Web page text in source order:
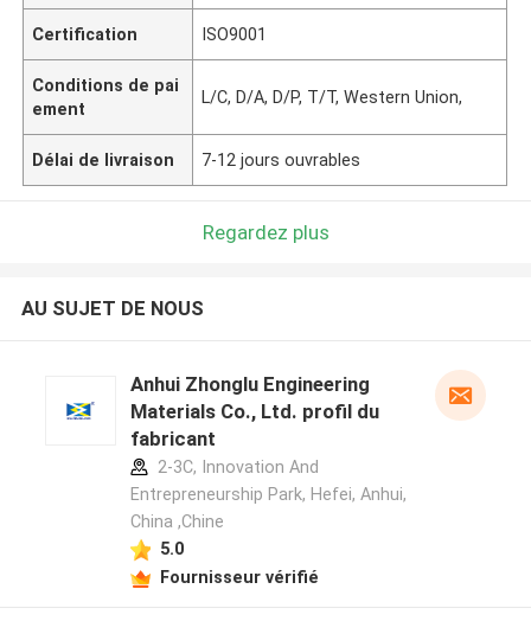
Certification ISO9001
Conditions de pai
ement
L/C, D/A, D/P, T/T, Western Union,
Délai de livraison 7-12 jours ouvrables
Regardez plus
AU SUJET DE NOUS
Anhui Zhonglu Engineering
Materials Co., Ltd. profil du
fabricant
2-3C, Innovation And
Entrepreneurship Park, Hefei, Anhui,
China ,Chine
5.0
Fournisseur vérifié